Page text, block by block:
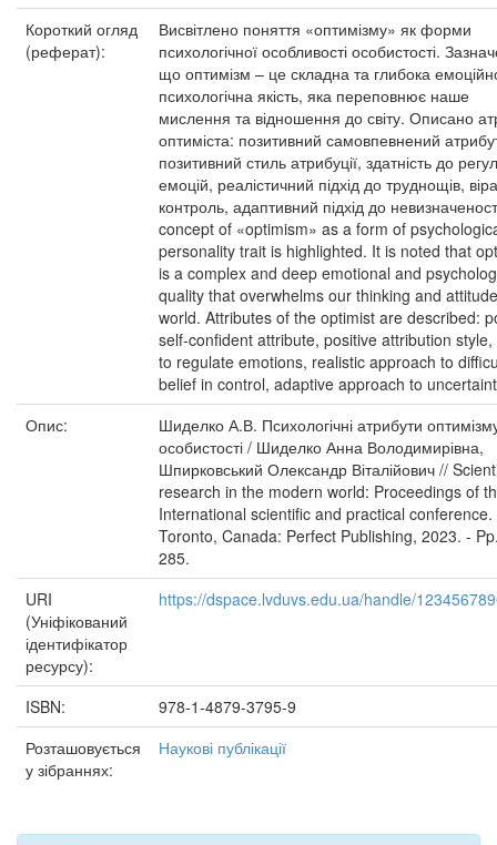
Короткий огляд
(реферат):
Висвітлено поняття «оптимізму» як форми
психологічної особливості особистості.
що оптимізм – це складна та глибока
психологічна якість, яка переповнює наше
мислення та відношення до світу. Описано
оптиміста: позитивний самовпевнений
позитивний стиль атрибуції, здатність до
емоцій, реалістичний підхід до труднощів,
контроль, адаптивний підхід до
concept of «optimism» as a form of
personality trait is highlighted. It is noted that
is a complex and deep emotional and
quality that overwhelms our thinking and
world. Attributes of the optimist are described:
self-confident attribute, positive attribution style,
to regulate emotions, realistic approach to
belief in control, adaptive approach to
Опис:
Шиделко А.В. Психологічні атрибути
особистості / Шиделко Анна Володимирівна,
Шпирковський Олександр Віталійович //
research in the modern world: Proceedings of
International scientific and practical conference.
Toronto, Canada: Perfect Publishing, 2023. -
285.
URI
(Уніфікований
ідентифікатор
ресурсу):
https://dspace.lvduvs.edu.ua/handle/
ISBN:
978-1-4879-3795-9
Розташовується
у зібраннях:
Наукові публікації